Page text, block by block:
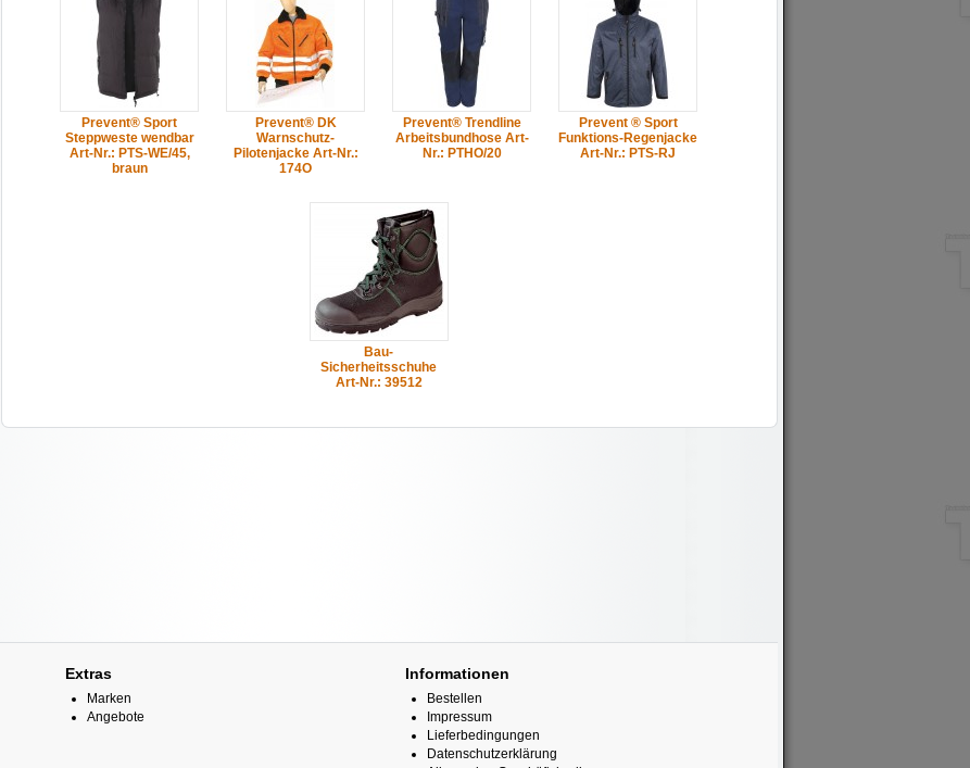
Prevent® Sport
Steppweste wendbar
Art-Nr.: PTS-WE/45,
braun
Prevent® DK
Warnschutz-
Pilotenjacke Art-Nr.:
174O
Prevent® Trendline
Arbeitsbundhose Art-
Nr.: PTHO/20
Prevent ® Sport
Funktions-Regenjacke
Art-Nr.: PTS-RJ
Bau-
Sicherheitsschuhe
Art-Nr.: 39512
Extras
Marken
Angebote
Informationen
Bestellen
Impressum
Lieferbedingungen
Datenschutzerklärung